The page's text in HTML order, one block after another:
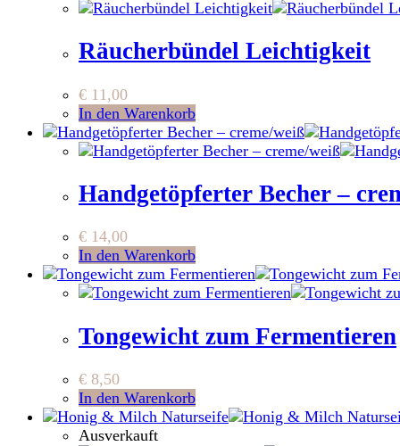
Räucherbündel Leichtigkeit
€ 11,00
In den Warenkorb
Handgetöpferter Becher –
€ 14,00
In den Warenkorb
Tongewicht zum Fermentieren
€ 8,50
In den Warenkorb
Ausverkauft